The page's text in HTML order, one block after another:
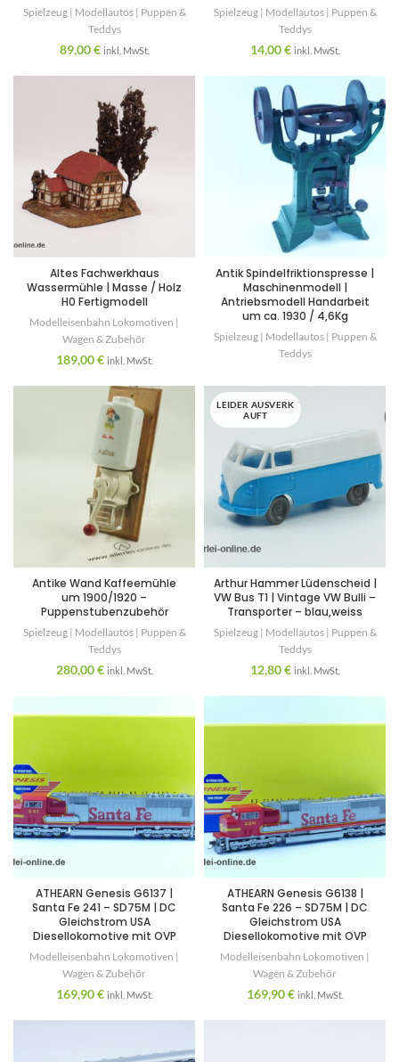
Spielzeug | Modellautos | Puppen &
Teddys
89,00€ inkl. MwSt.
Spielzeug | Modellautos | Puppen &
Teddys
14,00€ inkl. MwSt.
Altes Fachwerkhaus
Wassermühle | Masse / Holz
H0 Fertigmodell
Modelleisenbahn Lokomotiven |
Wagen & Zubehör
189,00€ inkl. MwSt.
Antik Spindelfriktionspresse |
Maschinenmodell |
Antriebsmodell Handarbeit
um ca. 1930 / 4,6Kg
Spielzeug | Modellautos | Puppen &
Teddys
Antike Wand Kaffeemühle
um 1900/1920 –
Puppenstubenzubehör
Spielzeug | Modellautos | Puppen &
Teddys
280,00€ inkl. MwSt.
LEIDER AUSVERK
AUFT
Arthur Hammer Lüdenscheid |
VW Bus T1 | Vintage VW Bulli –
Transporter – blau,weiss
Spielzeug | Modellautos | Puppen &
Teddys
12,80€ inkl. MwSt.
ATHEARN Genesis G6137 |
Santa Fe 241 – SD75M | DC
Gleichstrom USA
Diesellokomotive mit OVP
Modelleisenbahn Lokomotiven |
Wagen & Zubehör
169,90€ inkl. MwSt.
ATHEARN Genesis G6138 |
Santa Fe 226 – SD75M | DC
Gleichstrom USA
Diesellokomotive mit OVP
Modelleisenbahn Lokomotiven |
Wagen & Zubehör
169,90€ inkl. MwSt.